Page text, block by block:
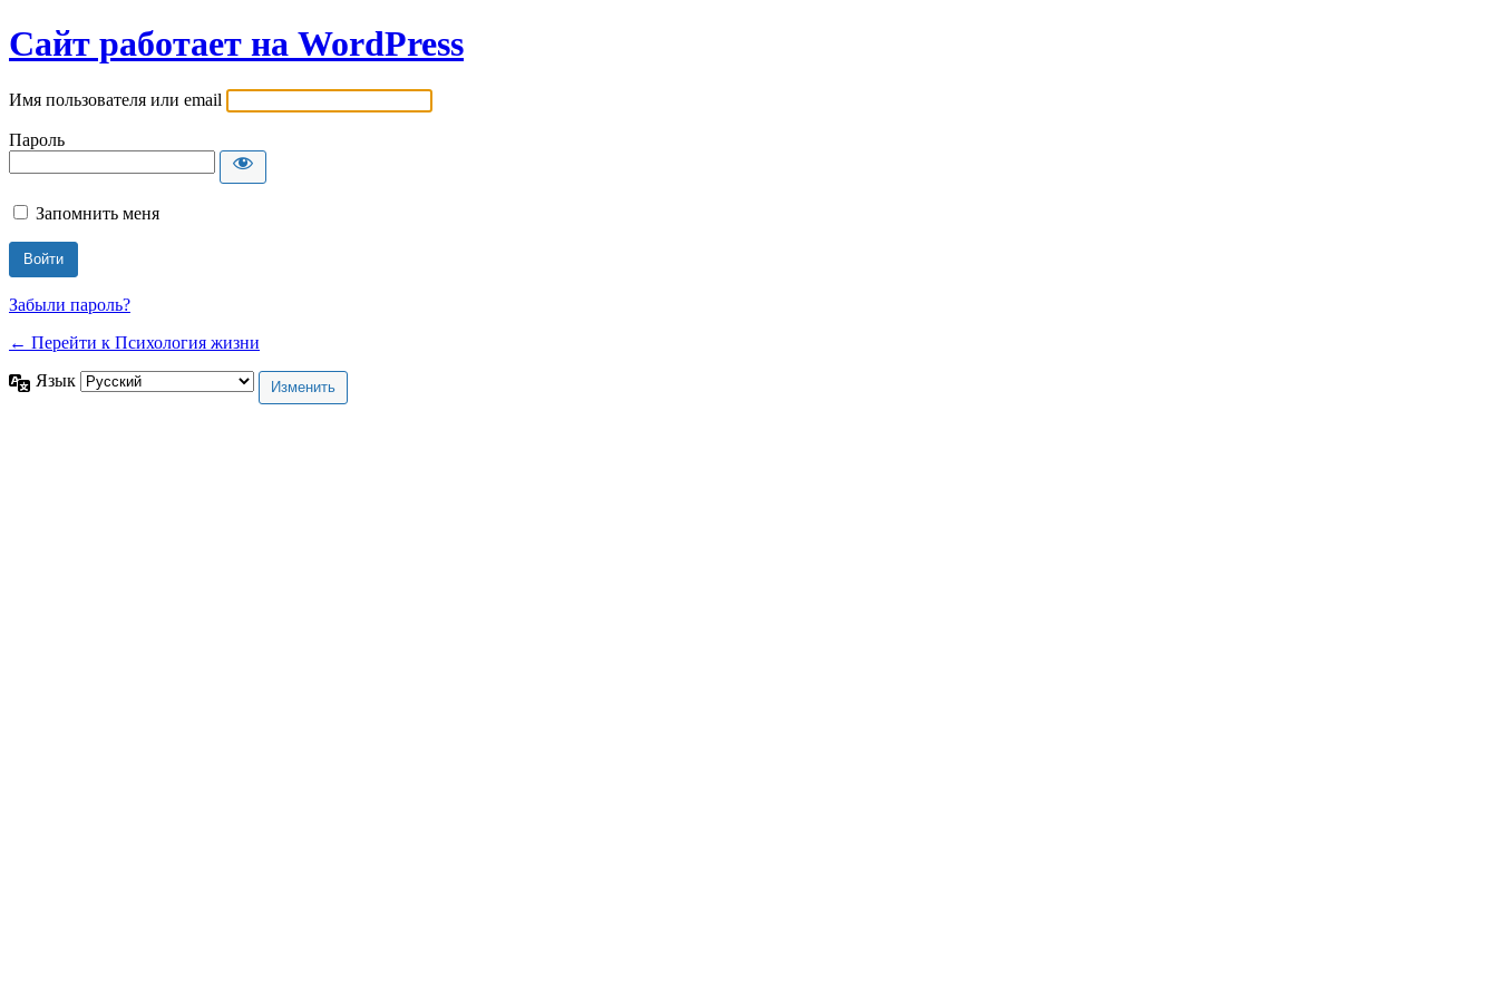
Сайт работает на WordPress
Имя пользователя или email
Пароль
Запомнить меня
Забыли пароль?
← Перейти к Психология жизни
Язык